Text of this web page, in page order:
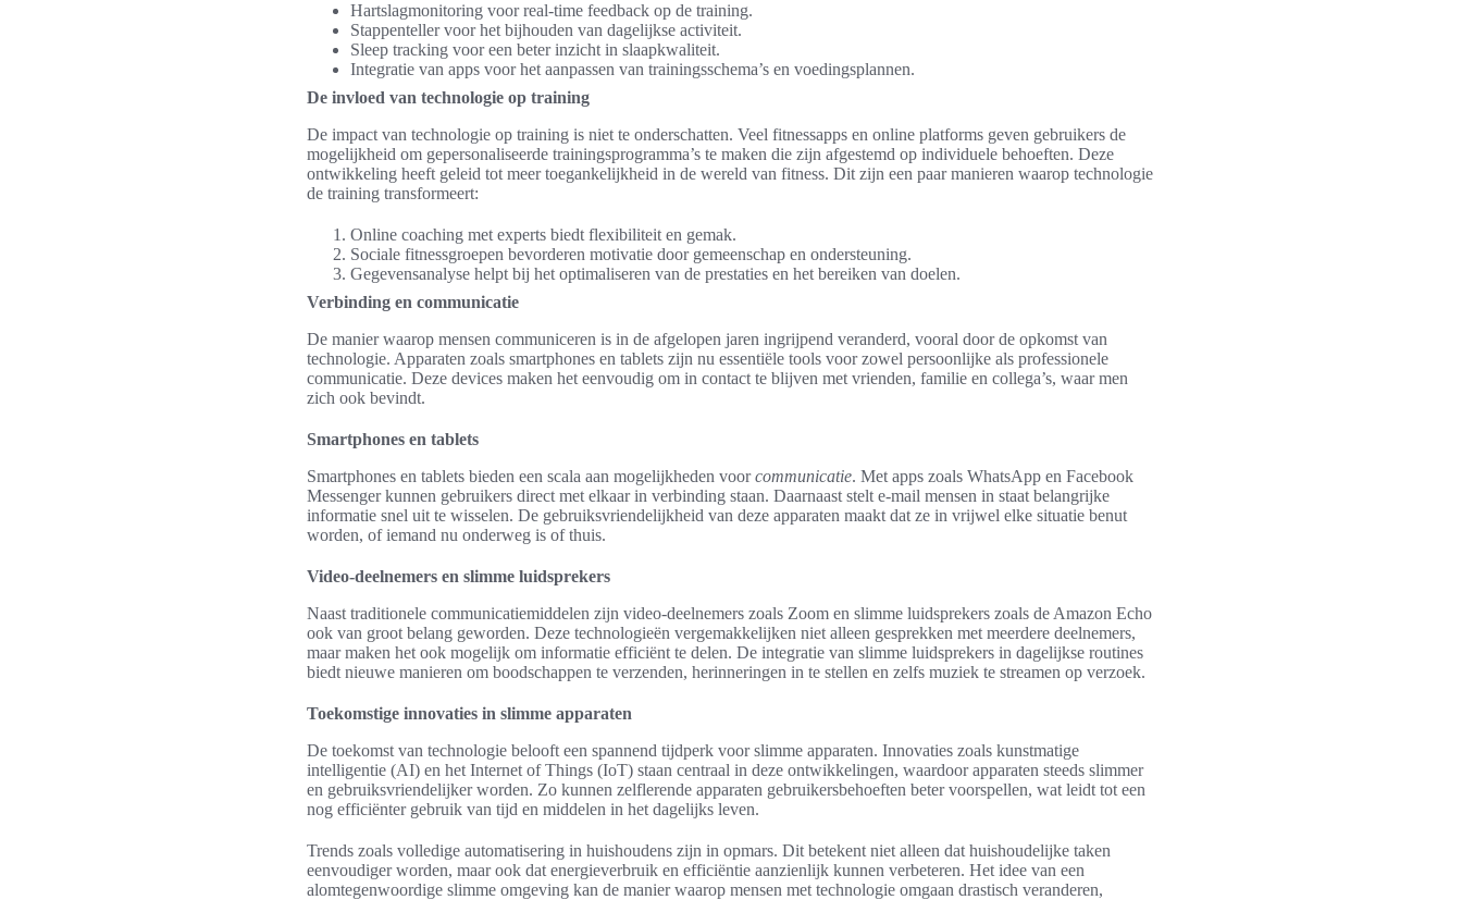
Hartslagmonitoring voor real-time feedback op de training.
Stappenteller voor het bijhouden van dagelijkse activiteit.
Sleep tracking voor een beter inzicht in slaapkwaliteit.
Integratie van apps voor het aanpassen van trainingsschema’s en voedingsplannen.
De invloed van technologie op training
De impact van technologie op training is niet te onderschatten. Veel fitnessapps en online platforms geven gebruikers de
mogelijkheid om gepersonaliseerde trainingsprogramma’s te maken die zijn afgestemd op individuele behoeften. Deze
ontwikkeling heeft geleid tot meer toegankelijkheid in de wereld van fitness. Dit zijn een paar manieren waarop technologie
de training transformeert:
Online coaching met experts biedt flexibiliteit en gemak.
Sociale fitnessgroepen bevorderen motivatie door gemeenschap en ondersteuning.
Gegevensanalyse helpt bij het optimaliseren van de prestaties en het bereiken van doelen.
Verbinding en communicatie
De manier waarop mensen communiceren is in de afgelopen jaren ingrijpend veranderd, vooral door de opkomst van
technologie. Apparaten zoals smartphones en tablets zijn nu essentiële tools voor zowel persoonlijke als professionele
communicatie. Deze devices maken het eenvoudig om in contact te blijven met vrienden, familie en collega’s, waar men
zich ook bevindt.
Smartphones en tablets
Smartphones en tablets bieden een scala aan mogelijkheden voorcommunicatie. Met apps zoals WhatsApp en Facebook
Messenger kunnen gebruikers direct met elkaar in verbinding staan. Daarnaast stelt e-mail mensen in staat belangrijke
informatie snel uit te wisselen. De gebruiksvriendelijkheid van deze apparaten maakt dat ze in vrijwel elke situatie benut
worden, of iemand nu onderweg is of thuis.
Video-deelnemers en slimme luidsprekers
Naast traditionele communicatiemiddelen zijn video-deelnemers zoals Zoom en slimme luidsprekers zoals de Amazon Echo
ook van groot belang geworden. Deze technologieën vergemakkelijken niet alleen gesprekken met meerdere deelnemers,
maar maken het ook mogelijk om informatie efficiënt te delen. De integratie van slimme luidsprekers in dagelijkse routines
biedt nieuwe manieren om boodschappen te verzenden, herinneringen in te stellen en zelfs muziek te streamen op verzoek.
Toekomstige innovaties in slimme apparaten
De toekomst van technologie belooft een spannend tijdperk voor slimme apparaten. Innovaties zoals kunstmatige
intelligentie (AI) en het Internet of Things (IoT) staan centraal in deze ontwikkelingen, waardoor apparaten steeds slimmer
en gebruiksvriendelijker worden. Zo kunnen zelflerende apparaten gebruikersbehoeften beter voorspellen, wat leidt tot een
nog efficiënter gebruik van tijd en middelen in het dagelijks leven.
Trends zoals volledige automatisering in huishoudens zijn in opmars. Dit betekent niet alleen dat huishoudelijke taken
eenvoudiger worden, maar ook dat energieverbruik en efficiëntie aanzienlijk kunnen verbeteren. Het idee van een
alomtegenwoordige slimme omgeving kan de manier waarop mensen met technologie omgaan drastisch veranderen,